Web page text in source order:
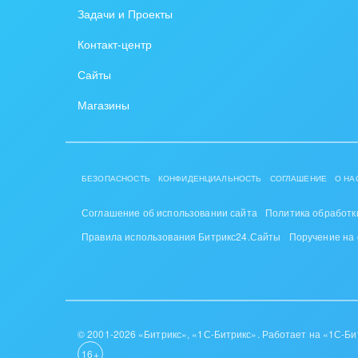
внедрения
Внедрение для медицины
Внедрение онлайн-
/ Интранета
Задачи и Проекты
Контакт-центр
Сайты
Магазины
БЕЗОПАСНОСТЬ КОНФИДЕНЦИАЛЬНОСТЬ СОГЛАШЕНИЕ О
Соглашение об использовании сайта
Политика
Правила использования Битрикс24.Сайты
Поручение на
© 2001-2026 «Битрикс», «1С-Битрикс». Работает на «1С-
16+